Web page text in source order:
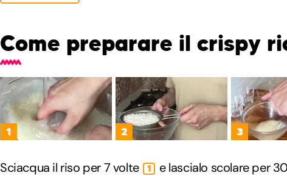
Come preparare il crispy
1 2 3
Sciacqua il riso per 7 volte 1 e lascialo scolare per